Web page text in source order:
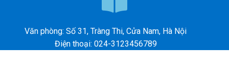
Văn phòng: Số 31, Tràng Thi, Cửa Nam, Hà Nội
Điện thoại: 024-3123456789